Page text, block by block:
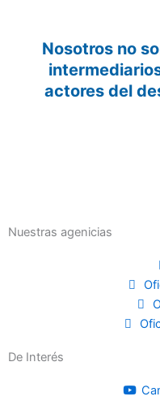
Nosotros no
actores del
Nuestras agenicias
De Interés